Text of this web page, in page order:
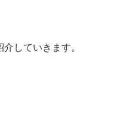
していきます。